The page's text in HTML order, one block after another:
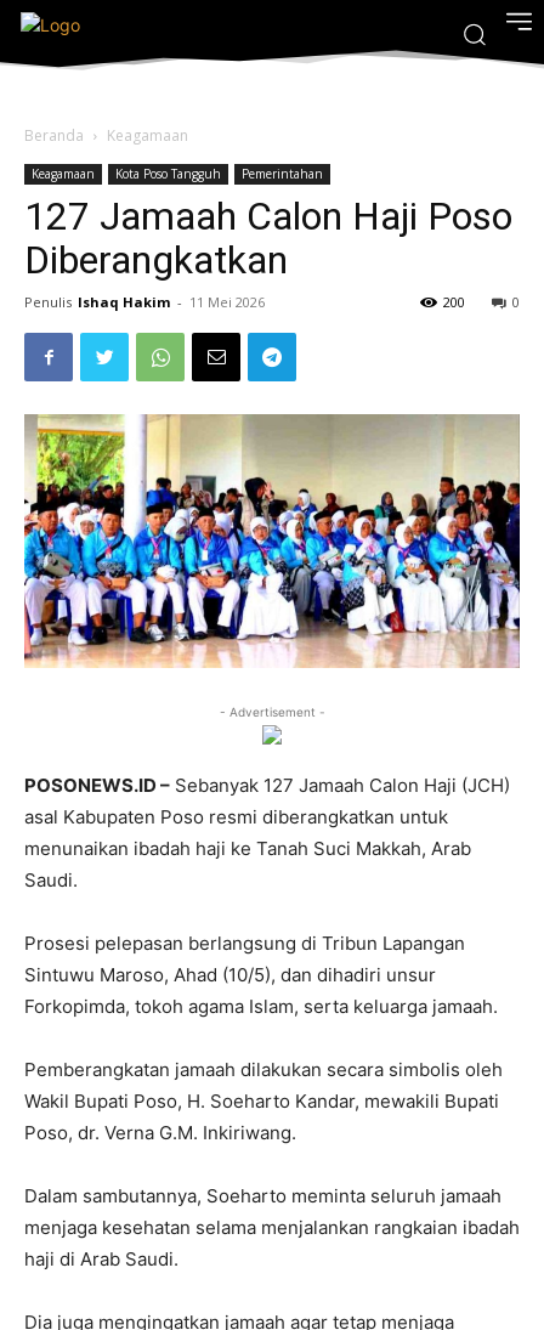
Beranda Keagamaan
Keagamaan Kota Poso Tangguh Pemerintahan
127 Jamaah Calon Haji Poso
Diberangkatkan
Penulis Ishaq Hakim - 11 Mei 2026 0
200
- Advertisement -
POSONEWS.ID – Sebanyak 127 Jamaah Calon Haji (JCH)
asal Kabupaten Poso resmi diberangkatkan untuk
menunaikan ibadah haji ke Tanah Suci Makkah, Arab
Saudi.
Prosesi pelepasan berlangsung di Tribun Lapangan
Sintuwu Maroso, Ahad (10/5), dan dihadiri unsur
Forkopimda, tokoh agama Islam, serta keluarga jamaah.
Pemberangkatan jamaah dilakukan secara simbolis oleh
Wakil Bupati Poso, H. Soeharto Kandar, mewakili Bupati
Poso, dr. Verna G.M. Inkiriwang.
Dalam sambutannya, Soeharto meminta seluruh jamaah
menjaga kesehatan selama menjalankan rangkaian ibadah
haji di Arab Saudi.
Dia juga mengingatkan jamaah agar tetap menjaga